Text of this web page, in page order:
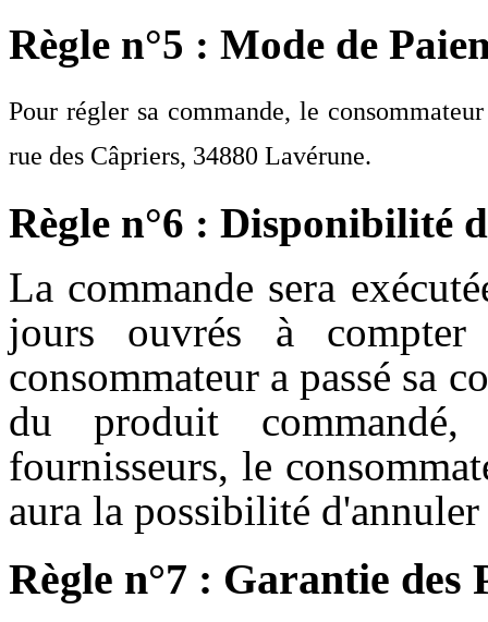
Règle n°5 : Mode de
Pour régler sa commande, le
rue des Câpriers, 34880 Lavérune.
Règle n°6 : Disponibilité
La commande sera
jours ouvrés à
consommateur a passé sa
du produit
fournisseurs, le
aura la possibilité
Règle n°7 : Garantie des